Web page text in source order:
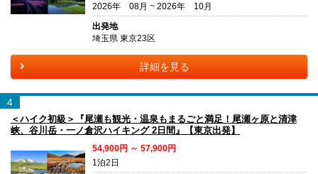
2026年 08月 ~ 2026年 10月
出発地
埼玉県 東京23区
詳細を見る
4
＜ハイク初級＞『尾瀬も観光・温泉もまるごと満足！尾瀬ヶ原と清津
峡、谷川岳・一ノ倉沢ハイキング 2日間』【東京出発】
54,900円 ～ 57,900円
1泊2日